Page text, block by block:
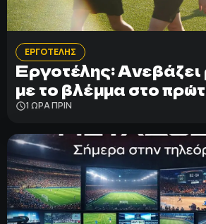
ΕΡΓΟΤΕΛΗΣ
Εργοτέλης:
με το βλέμμα στο
1 ΩΡΑ ΠΡΙΝ